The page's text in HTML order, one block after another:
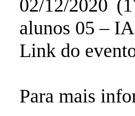
02/12/2020
alunos 05 –
Link do
Para mais